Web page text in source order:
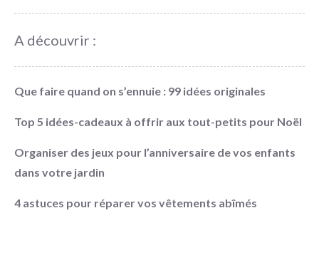
A découvrir :
Que faire quand on s’ennuie : 99 idées originales
Top 5 idées-cadeaux à offrir aux tout-petits pour Noël
Organiser des jeux pour l’anniversaire de vos enfants
dans votre jardin
4 astuces pour réparer vos vêtements abîmés